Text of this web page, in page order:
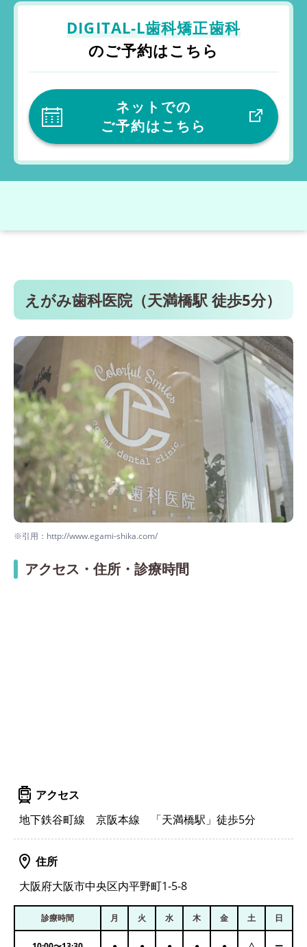
DIGITAL-L歯科矯正歯科
のご予約はこちら
ネットでの
ご予約はこちら
えがみ歯科医院（天満橋駅 徒歩5分）
※引用：http://www.egami-shika.com/
アクセス・住所・診療時間
アクセス
地下鉄谷町線 京阪本線 「天満橋駅」徒歩5分
住所
大阪府大阪市中央区内平野町1-5-8
診療時間 月 火 水 木 金 土 日